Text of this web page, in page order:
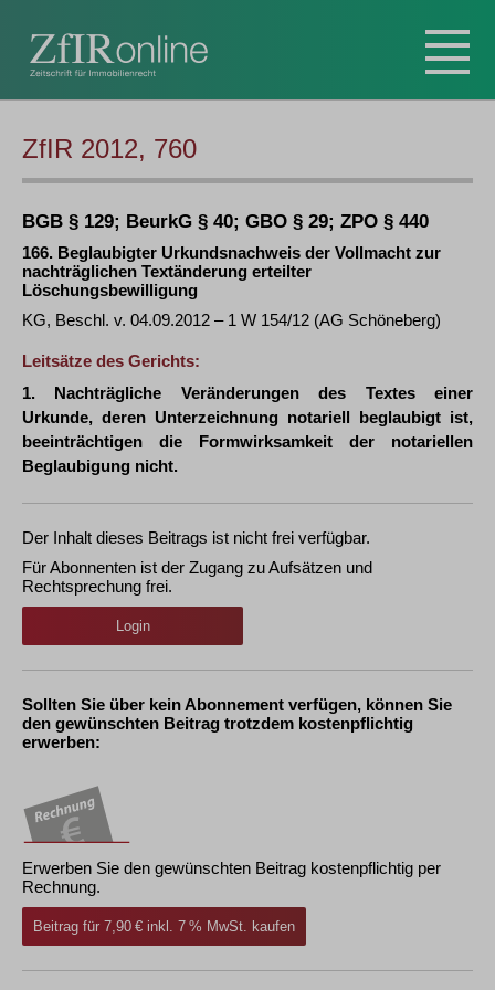
ZfIR 2012, 760
BGB § 129; BeurkG § 40; GBO § 29; ZPO § 440
166. Beglaubigter Urkundsnachweis der Vollmacht zur
nachträglichen Textänderung erteilter
Löschungsbewilligung
KG, Beschl. v. 04.09.2012 – 1 W 154/12 (AG Schöneberg)
Leitsätze des Gerichts:
1. Nachträgliche Veränderungen des Textes einer
Urkunde, deren Unterzeichnung notariell beglaubigt ist,
beeinträchtigen die Formwirksamkeit der notariellen
Beglaubigung nicht.
Der Inhalt dieses Beitrags ist nicht frei verfügbar.
Für Abonnenten ist der Zugang zu Aufsätzen und
Rechtsprechung frei.
Login
Sollten Sie über kein Abonnement verfügen, können Sie
den gewünschten Beitrag trotzdem kostenpflichtig
erwerben:
Erwerben Sie den gewünschten Beitrag kostenpflichtig per
Rechnung.
Beitrag für 7,90 € inkl. 7 % MwSt. kaufen